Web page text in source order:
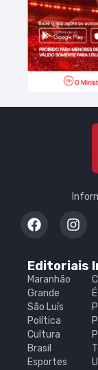
Editoriais
Maranhão
Grande
São Luís
Política
Cultura
Brasil
Esportes